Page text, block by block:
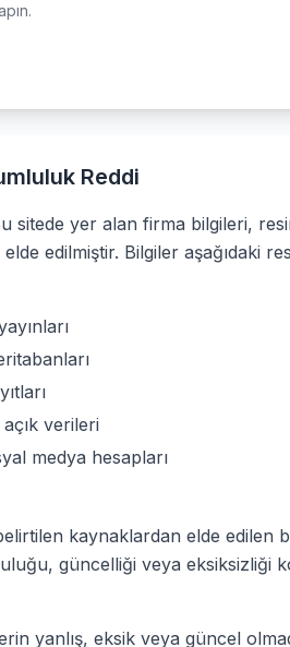
Reddi
sitede yer alan firma bilgileri,
elde edilmiştir. Bilgiler aşağıdaki
verileri
medya hesapları
kaynaklardan elde edilen
güncelliği veya eksiksizliği
yanlış, eksik veya güncel